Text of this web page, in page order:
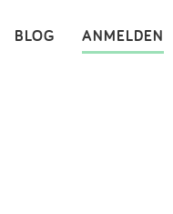
ANMELDEN
BLOG ×